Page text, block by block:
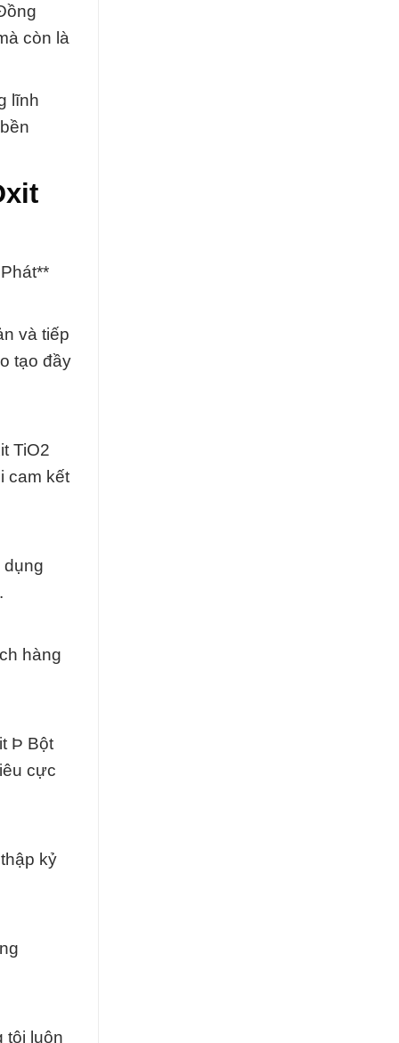
còn là
lĩnh
và tiếp
tạo đầy
TiO2
cam kết
dụng
hàng
Þ Bột
cực
kỷ
tôi luôn